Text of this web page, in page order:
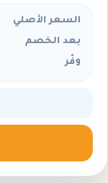
السعر الأصلي
بعد الخصم
وفّر